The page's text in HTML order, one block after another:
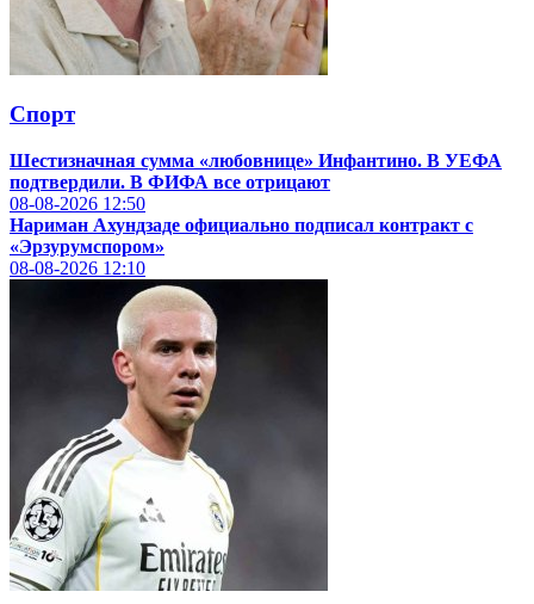
Спорт
Шестизначная сумма «любовнице» Инфантино. В УЕФА
подтвердили. В ФИФА все отрицают
08-08-2026 12:50
Нариман Ахундзаде официально подписал контракт с
«Эрзурумспором»
08-08-2026 12:10